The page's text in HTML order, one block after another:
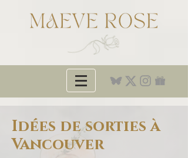
Idées de sorties à
Vancouver